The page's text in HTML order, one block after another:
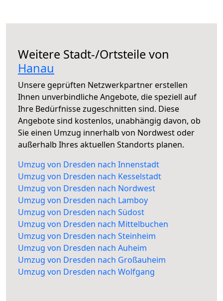
Weitere Stadt-/Ortsteile von
Hanau
Unsere geprüften Netzwerkpartner erstellen
Ihnen unverbindliche Angebote, die speziell auf
Ihre Bedürfnisse zugeschnitten sind. Diese
Angebote sind kostenlos, unabhängig davon, ob
Sie einen Umzug innerhalb von Nordwest oder
außerhalb Ihres aktuellen Standorts planen.
Umzug von Dresden nach Innenstadt
Umzug von Dresden nach Kesselstadt
Umzug von Dresden nach Nordwest
Umzug von Dresden nach Lamboy
Umzug von Dresden nach Südost
Umzug von Dresden nach Mittelbuchen
Umzug von Dresden nach Steinheim
Umzug von Dresden nach Auheim
Umzug von Dresden nach Großauheim
Umzug von Dresden nach Wolfgang